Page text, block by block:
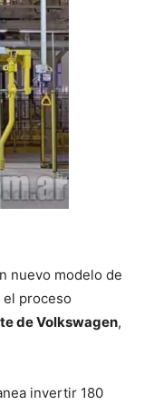
nuevo modelo de
proceso
de Volkswagen,
invertir 180